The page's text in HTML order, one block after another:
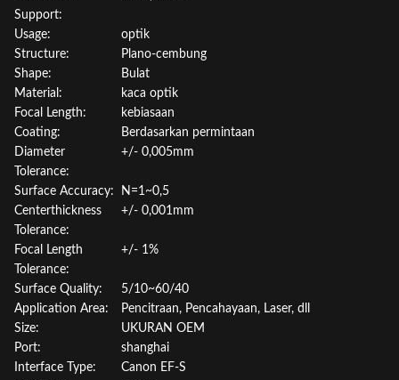
Support:
Usage:
optik
Structure:
Plano-cembung
Shape:
Bulat
Material:
kaca optik
Focal Length:
kebiasaan
Coating:
Berdasarkan permintaan
Diameter
Tolerance:
+/- 0,005mm
Surface Accuracy:
N=1~0,5
Centerthickness
Tolerance:
+/- 0,001mm
Focal Length
Tolerance:
+/- 1%
Surface Quality:
5/10~60/40
Application Area:
Pencitraan, Pencahayaan, Laser, dll
Size:
UKURAN OEM
Port:
shanghai
Interface Type:
Canon EF-S